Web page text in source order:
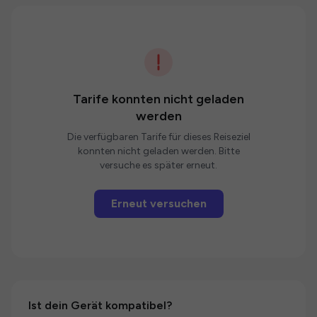
Tarife konnten nicht geladen
werden
Die verfügbaren Tarife für dieses Reiseziel
konnten nicht geladen werden. Bitte
versuche es später erneut.
Erneut versuchen
Ist dein Gerät kompatibel?